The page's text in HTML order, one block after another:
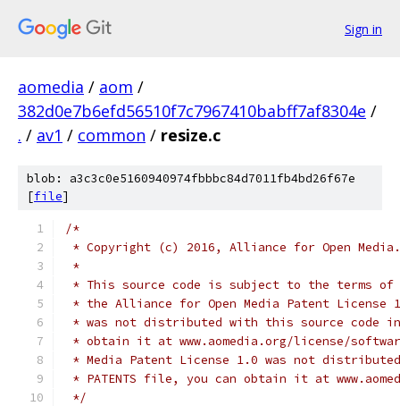
Sign in
aomedia / aom /
382d0e7b6efd56510f7c7967410babff7af8304e /
. / av1 / common / resize.c
blob: a3c3c0e5160940974fbbbc84d7011fb4bd26f67e
[file]
/*
* Copyright (c) 2016, Alliance for Open
*
* This source code is subject to the terms of
* the Alliance for Open Media Patent License
* was not distributed with this source code
* obtain it at www.aomedia.org/license/
* Media Patent License 1.0 was not
* PATENTS file, you can obtain it at
*/